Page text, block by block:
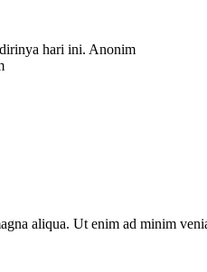
hari ini. Anonim
aliqua. Ut enim ad minim